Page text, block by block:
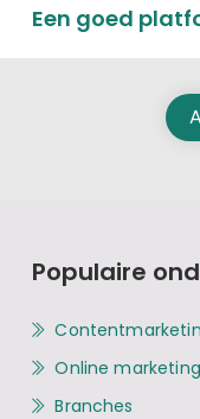
Een goed
Populaire
Online marketing
Branches